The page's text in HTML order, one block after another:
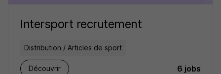
Intersport recrutement
Distribution / Articles de sport
Découvrir 6 jobs